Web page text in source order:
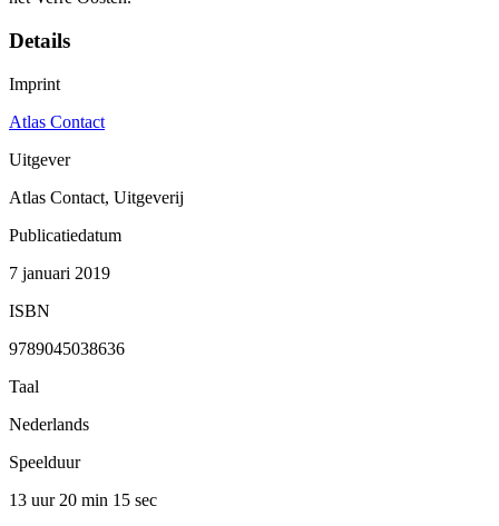
Details
Imprint
Atlas Contact
Uitgever
Atlas Contact, Uitgeverij
Publicatiedatum
7 januari 2019
ISBN
9789045038636
Taal
Nederlands
Speelduur
13 uur 20 min 15 sec